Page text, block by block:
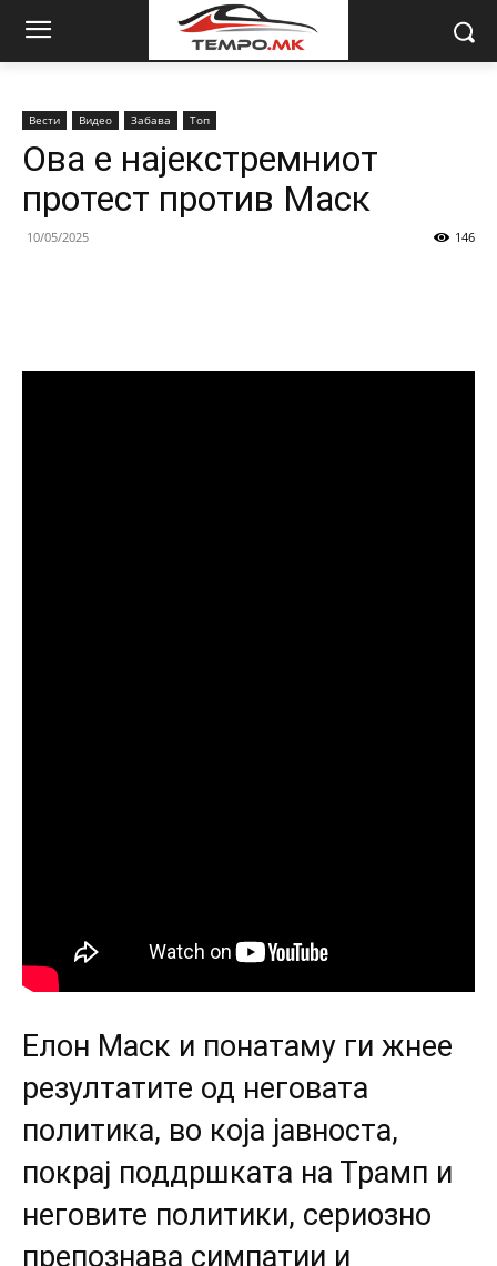
Вести Видео Забава Топ
Ова е најекстремниот
протест против Маск
10/05/2025 146
Елон Маск и понатаму ги жнее
резултатите од неговата
политика, во која јавноста,
покрај поддршката на Трамп и
неговите политики, сериозно
препознава симпатии и